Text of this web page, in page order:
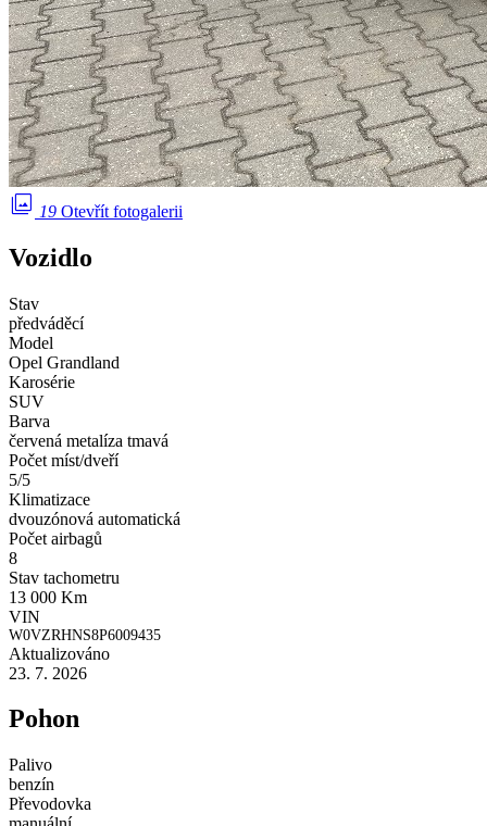
photo_library 19 Otevřít fotogalerii
Vozidlo
Stav
předváděcí
Model
Opel Grandland
Karosérie
SUV
Barva
červená metalíza tmavá
Počet míst/dveří
5/5
Klimatizace
dvouzónová automatická
Počet airbagů
8
Stav tachometru
13 000 Km
VIN
W0VZRHNS8P6009435
Aktualizováno
23. 7. 2026
Pohon
Palivo
benzín
Převodovka